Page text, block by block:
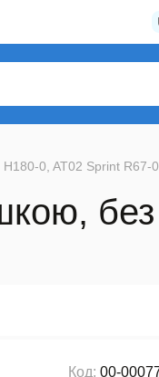
+38
0, AT02 Sprint R67-
Код: 00-